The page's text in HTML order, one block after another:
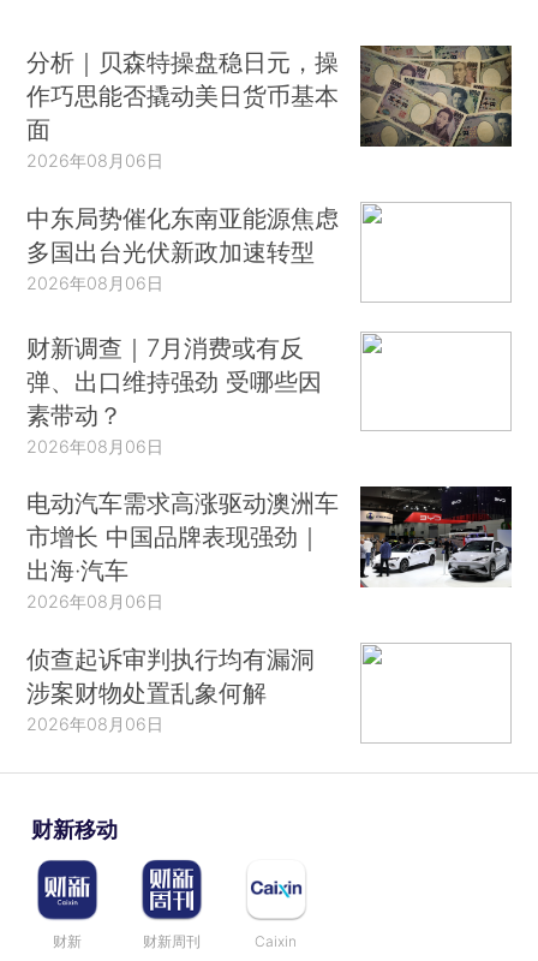
分析｜贝森特操盘稳日元，操
作巧思能否撬动美日货币基本
面
2026年08月06日
中东局势催化东南亚能源焦虑
多国出台光伏新政加速转型
2026年08月06日
财新调查｜7月消费或有反
弹、出口维持强劲 受哪些因
素带动？
2026年08月06日
电动汽车需求高涨驱动澳洲车
市增长 中国品牌表现强劲｜
出海·汽车
2026年08月06日
侦查起诉审判执行均有漏洞
涉案财物处置乱象何解
2026年08月06日
财新移动
财新 财新周刊 Caixin